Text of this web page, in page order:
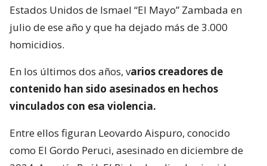
Estados Unidos de Ismael “El Mayo” Zambada en
julio de ese año y que ha dejado más de 3.000
homicidios.
En los últimos dos años, varios creadores de
contenido han sido asesinados en hechos
vinculados con esa violencia.
Entre ellos figuran Leovardo Aispuro, conocido
como El Gordo Peruci, asesinado en diciembre de